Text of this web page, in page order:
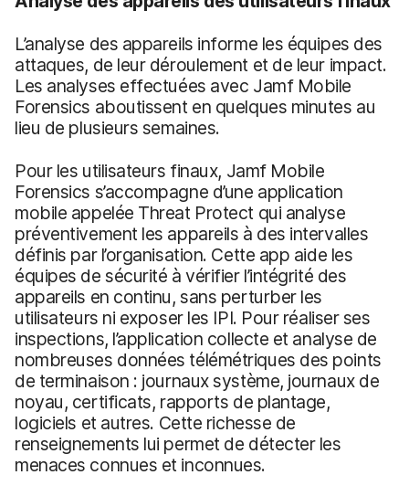
L’analyse des appareils informe les équipes des
attaques, de leur déroulement et de leur impact.
Les analyses effectuées avec Jamf Mobile
Forensics aboutissent en quelques minutes au
lieu de plusieurs semaines.
Pour les utilisateurs finaux, Jamf Mobile
Forensics s’accompagne d’une application
mobile appelée Threat Protect qui analyse
préventivement les appareils à des intervalles
définis par l’organisation. Cette app aide les
équipes de sécurité à vérifier l’intégrité des
appareils en continu, sans perturber les
utilisateurs ni exposer les IPI. Pour réaliser ses
inspections, l’application collecte et analyse de
nombreuses données télémétriques des points
de terminaison : journaux système, journaux de
noyau, certificats, rapports de plantage,
logiciels et autres. Cette richesse de
renseignements lui permet de détecter les
menaces connues et inconnues.